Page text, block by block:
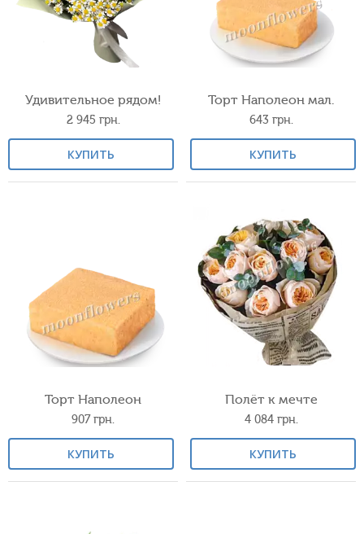
Удивительное рядом!
2 945 грн.
КУПИТЬ
Торт Наполеон мал.
643 грн.
КУПИТЬ
Торт Наполеон
907грн.
КУПИТЬ
Полёт к мечте
4 084 грн.
КУПИТЬ